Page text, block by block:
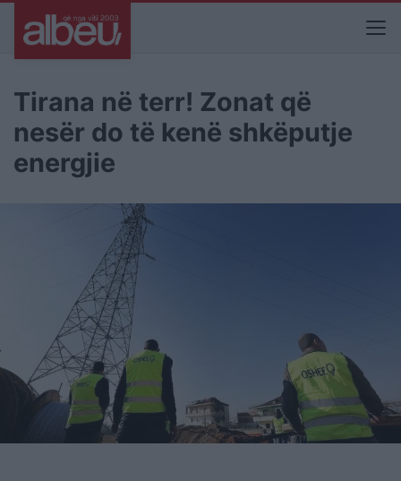
Tirana në terr! Zonat që
nesër do të kenë shkëputje
energjie